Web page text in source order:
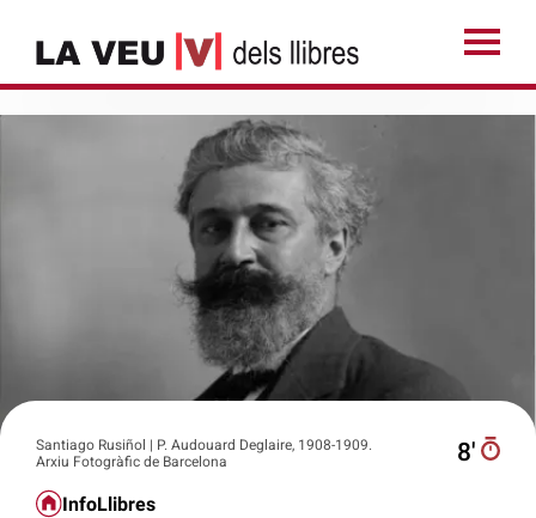
Santiago Rusiñol | P. Audouard Deglaire, 1908-1909.
Arxiu Fotogràfic de Barcelona
8′
InfoLlibres